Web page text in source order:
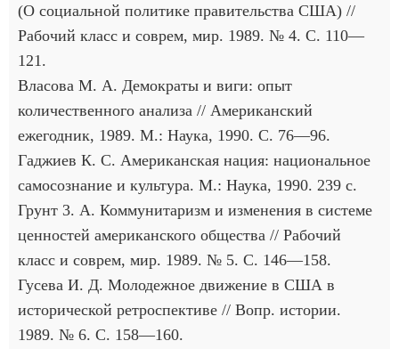
(О социальной политике правительства США) //
Рабочий класс и соврем, мир. 1989. № 4. С. 110—
121.
Власова М. А. Демократы и виги: опыт
количественного анализа // Американский
ежегодник, 1989. М.: Наука, 1990. С. 76—96.
Гаджиев К. С. Американская нация: национальное
самосознание и культура. М.: Наука, 1990. 239 с.
Грунт 3. А. Коммунитаризм и изменения в системе
ценностей американского общества // Рабочий
класс и соврем, мир. 1989. № 5. С. 146—158.
Гусева И. Д. Молодежное движение в США в
исторической ретроспективе // Вопр. истории.
1989. № 6. С. 158—160.